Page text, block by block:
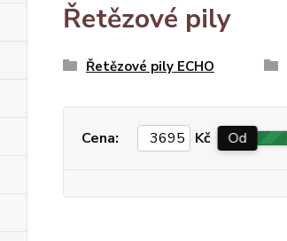
Řetězové pily
Řetězové pily ECHO
Cena: Kč Od